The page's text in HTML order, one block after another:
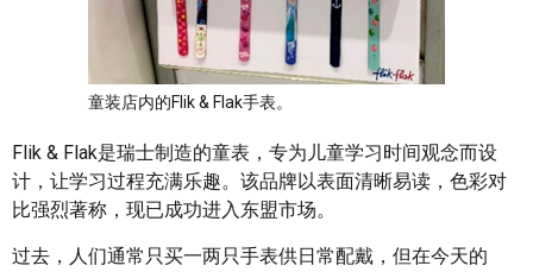
童装店内的Flik & Flak手表。
Flik & Flak是瑞士制造的童表，专为儿童学习时间观念而设
计，让学习过程充满乐趣。该品牌以表面清晰易读，色彩对
比强烈著称，现已成功进入东盟市场。
过去，人们通常只买一两只手表供日常配戴，但在今天的